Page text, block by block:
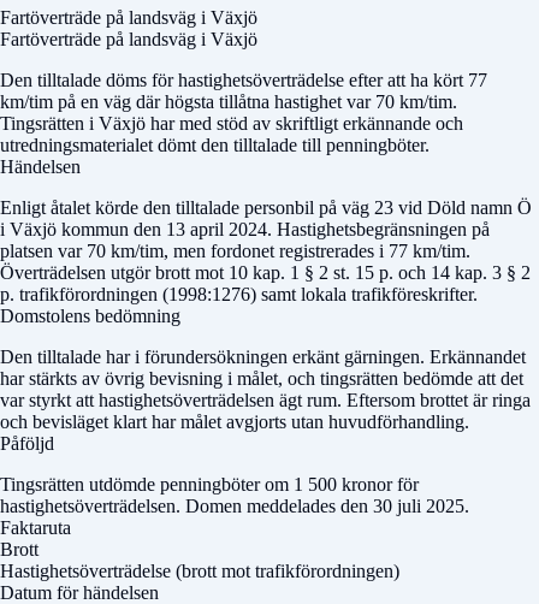
Fartöverträde på landsväg i Växjö
Fartöverträde på landsväg i Växjö
Den tilltalade döms för hastighetsöverträdelse efter att ha kört 77
km/tim på en väg där högsta tillåtna hastighet var 70 km/tim.
Tingsrätten i Växjö har med stöd av skriftligt erkännande och
utredningsmaterialet dömt den tilltalade till penningböter.
Händelsen
Enligt åtalet körde den tilltalade personbil på väg 23 vid Döld namn Ö
i Växjö kommun den 13 april 2024. Hastighetsbegränsningen på
platsen var 70 km/tim, men fordonet registrerades i 77 km/tim.
Överträdelsen utgör brott mot 10 kap. 1 § 2 st. 15 p. och 14 kap. 3 § 2
p. trafikförordningen (1998:1276) samt lokala trafikföreskrifter.
Domstolens bedömning
Den tilltalade har i förundersökningen erkänt gärningen. Erkännandet
har stärkts av övrig bevisning i målet, och tingsrätten bedömde att det
var styrkt att hastighetsöverträdelsen ägt rum. Eftersom brottet är ringa
och bevisläget klart har målet avgjorts utan huvudförhandling.
Påföljd
Tingsrätten utdömde penningböter om 1 500 kronor för
hastighetsöverträdelsen. Domen meddelades den 30 juli 2025.
Faktaruta
Brott
Hastighetsöverträdelse (brott mot trafikförordningen)
Datum för händelsen